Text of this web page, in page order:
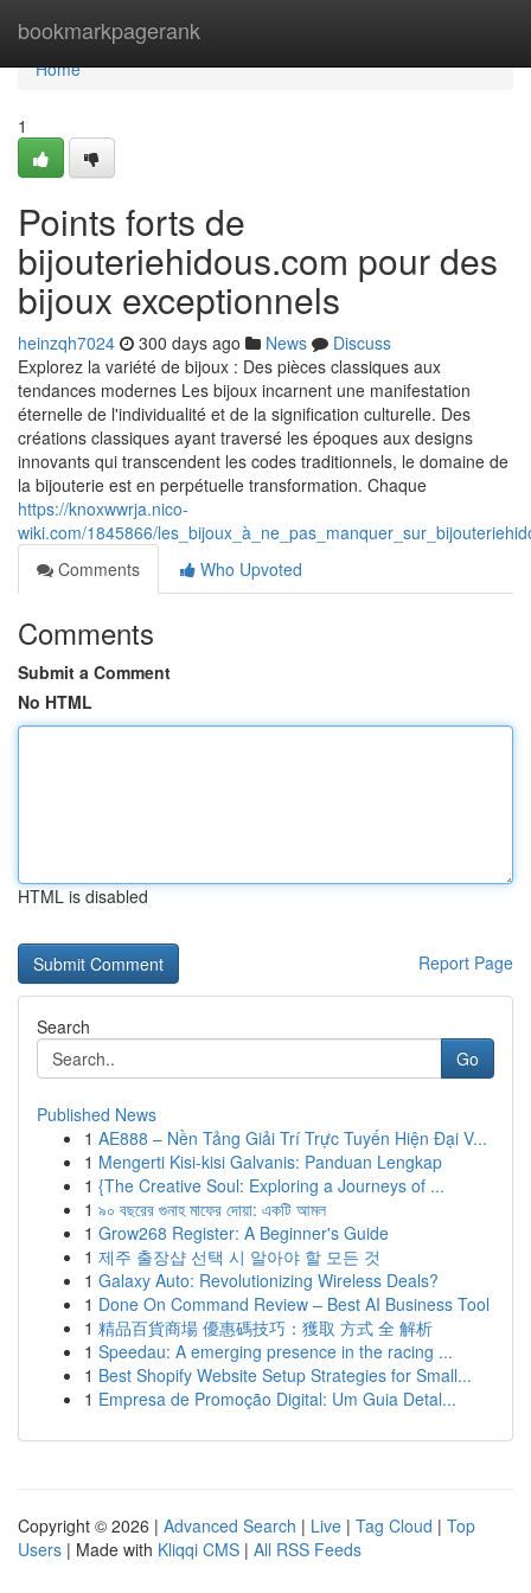
bookmarkpagerank
Home
Home
1
Points forts de
bijouteriehidous.com pour des
bijoux exceptionnels
heinzqh7024 300 days ago News
Discuss
Explorez la variété de bijoux : Des pièces classiques aux
tendances modernes Les bijoux incarnent une manifestation
éternelle de l'individualité et de la signification culturelle. Des
créations classiques ayant traversé les époques aux designs
innovants qui transcendent les codes traditionnels, le domaine de
la bijouterie est en perpétuelle transformation. Chaque
https://knoxwwrja.nico-
wiki.com/1845866/
Comments
Who Upvoted
Comments
Submit a Comment
No HTML
HTML is disabled
Report Page
Search
Go
Published News
1 AE888 – Nền Tảng Giải Trí Trực Tuyến Hiện Đại V...
1 Mengerti Kisi-kisi Galvanis: Panduan Lengkap
1 {The Creative Soul: Exploring a Journeys of ...
1 ৯০ বছরের গুনাহ মাফের দোয়া: একটি আমল
1 Grow268 Register: A Beginner's Guide
1 제주 출장샵 선택 시 알아야 할 모든 것
1 Galaxy Auto: Revolutionizing Wireless Deals?
1 Done On Command Review – Best AI Business Tool
1 精品百貨商場 優惠碼技巧：獲取 方式 全 解析
1 Speedau: A emerging presence in the racing ...
1 Best Shopify Website Setup Strategies for Small...
1 Empresa de Promoção Digital: Um Guia Detal...
Copyright © 2026 | Advanced Search | Live | Tag Cloud | Top
Users | Made with Kliqqi CMS | All RSS Feeds